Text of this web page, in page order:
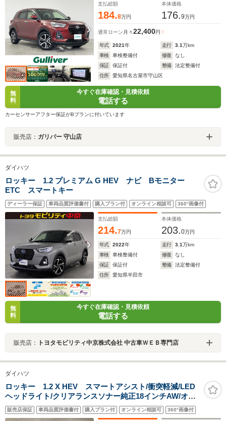
支払総額
184.8万円
本体価格
176.9万円
通常ローン 月々22,400円
年式 2021年 走行 3.1万km
車検
車検整備付 修復
なし
保証
保証付 整備
法定整備付
住所
愛知県名古屋市守山区
無
料
今すぐ在庫確認・見積依頼
電話する
カーセンサーアフター保証がBプランに付いています
販売店： ガリバー 守山店
ダイハツ
ロッキー 1.2 プレミアム G HEV ナビ Bモニター
ETC スマートキー
ディーラー保証 車両品質評価書付 購入プラン付 オンライン相談可 360°画像付
支払総額
214.7万円
本体価格
203.0万円
年式 2022年 走行 3.1万km
車検
車検整備付 修復
なし
保証
保証付 整備
法定整備付
住所
愛知県半田市
無
料
今すぐ在庫確認・見積依頼
電話する
販売店： トヨタモビリティ中京株式会社 中古車ＷＥＢ専門店
ダイハツ
ロッキー 1.2 X HEV スマートアシスト/衝突軽減/LED
ヘッドライト/クリアランスソナー純正18インチAW/オー
トハイビーム/デジタルメーター/車線逸脱警報/電動パーキ
ング/オートエアコン/USBポート
販売店保証 車両品質評価書付 購入プラン付 オンライン相談可 360°画像付